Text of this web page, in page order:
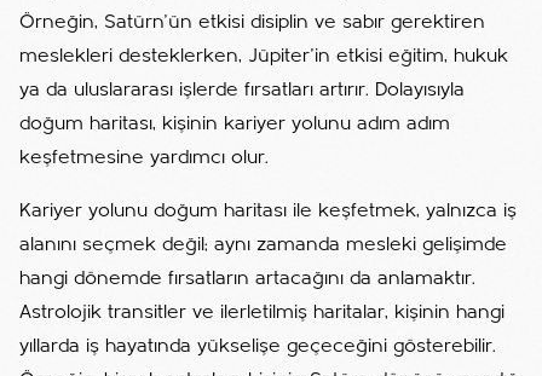
Örneğin, Satürn’ün etkisi disiplin ve sabır gerektiren
meslekleri desteklerken, Jüpiter’in etkisi eğitim, hukuk
ya da uluslararası işlerde fırsatları artırır. Dolayısıyla
doğum haritası, kişinin kariyer yolunu adım adım
keşfetmesine yardımcı olur.
Kariyer yolunu doğum haritası ile keşfetmek, yalnızca iş
alanını seçmek değil; aynı zamanda mesleki gelişimde
hangi dönemde fırsatların artacağını da anlamaktır.
Astrolojik transitler ve ilerletilmiş haritalar, kişinin hangi
yıllarda iş hayatında yükselişe geçeceğini gösterebilir.